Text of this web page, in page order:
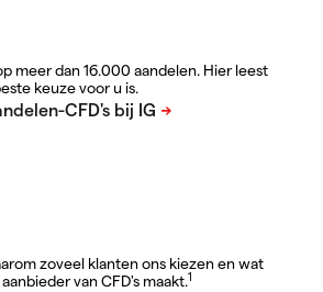
meer dan 16.000 aandelen. Hier leest
keuze voor u is.
zoveel klanten ons kiezen en wat
van CFD's maakt.1